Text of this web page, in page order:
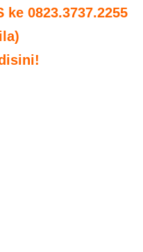
ke 0823.3737.2255